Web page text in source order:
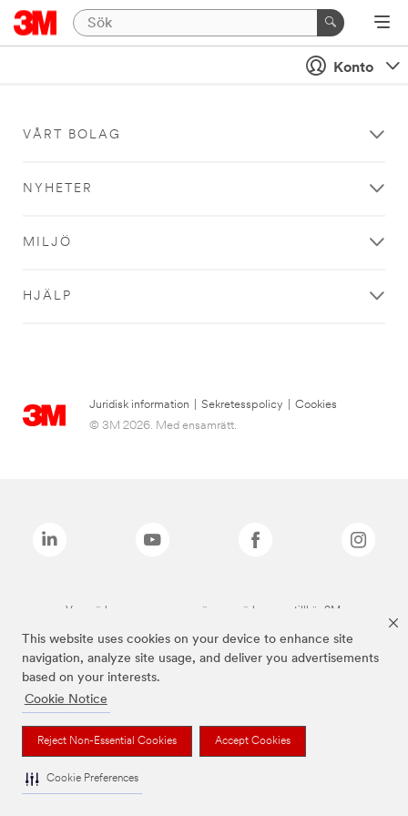
This website uses cookies on your device to enhance site
navigation, analyze site usage, and deliver you advertisements
based on your interests.
Cookie Notice
Reject Non-Essential Cookies Accept Cookies
Cookie Preferences
Konto
VÅRT BOLAG
NYHETER
MILJÖ
HJÄLP
Juridisk information Sekretesspolicy
Cookies
© 3M 2026. Med ensamrätt.
Varumärken som anges ovan är varumärken som tillhör 3M.